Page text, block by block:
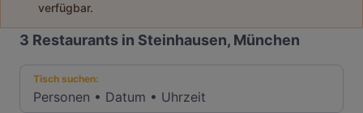
verfügbar.
3 Restaurants in Steinhausen, München
Tisch suchen:
Personen • Datum • Uhrzeit